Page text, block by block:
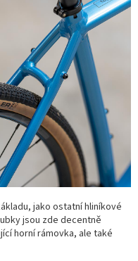
jako ostatní hliníkové
jsou zde decentně
horní rámovka, ale také